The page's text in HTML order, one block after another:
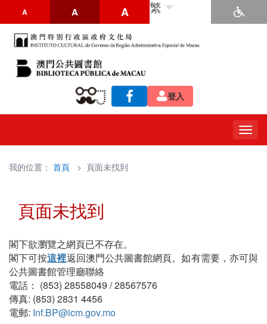
A A A 繁
登入
我的位置： 首頁 > 頁面未找到
頁面未找到
閣下欲瀏覽之網頁已不存在。
閣下可按這裡返回澳門公共圖書館網頁。如有需要，亦可與
公共圖書館管理廳聯絡
電話： (853) 28558049 / 28567576
傳真: (853) 2831 4456
電郵: Inf.BP@icm.gov.mo